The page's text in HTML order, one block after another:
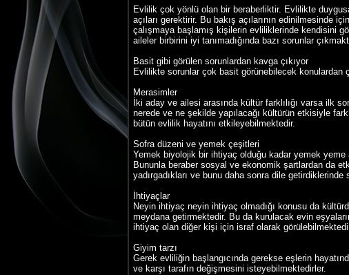
Evlilik çok yönlü olan bir beraberliktir. Evlilikte
açıları gerektirir. Bu bakış açılarının edinilmesinde
çalışmaya başlamış kişilerin evliliklerinde kendisini
aileler birbirini iyi tanımadığında bazı sorunlar
Basit gibi görülen sorunlardan kavga çıkıyor
Evlilikte sorunlar çok basit görünebilecek
Merasimler
İki aday ve ailesi arasında kültür farklılığı varsa ilk
nerede ve ne şekilde yapılacağı kültürün etkisiyle
bütün evlilik hayatını etkileyebilmektedir.
Sofra düzeni ve yemek çeşitleri
Yemek biyolojik bir ihtiyaç olduğu kadar yemek
Bununla beraber sosyal ve ekonomik şartlardan da
yadırgadıkları ve bunu daha sonra dile
İhtiyaçlar
Neyin ihtiyaç neyin ihtiyaç olmadığı konusu da
meydana getirmektedir. Bu da kurulacak evin
ihtiyaç olan diğer kişi için israf olarak
Giyim tarzı
Gerek evliliğin başlangıcında gerekse eşlerin
ve karşı tarafın değişmesini isteyebilmektedirler.